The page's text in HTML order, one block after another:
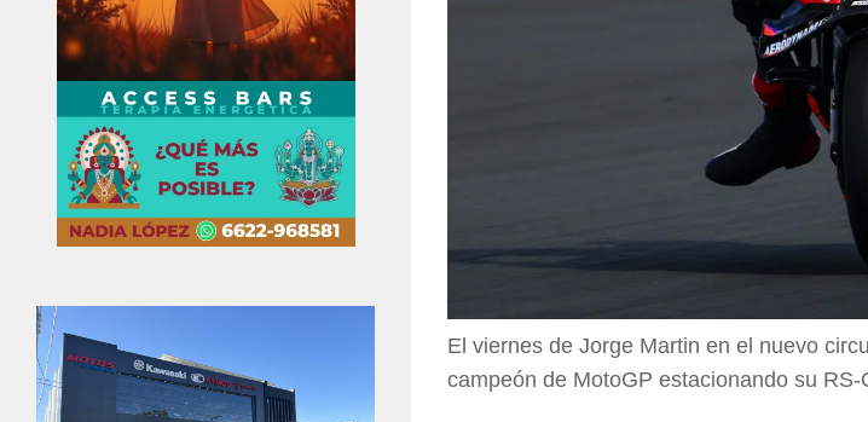
El viernes de Jorge Martin en el nuevo
campeón de MotoGP estacionando su